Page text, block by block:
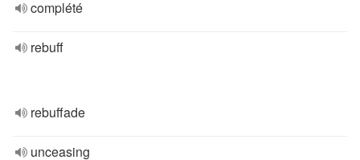
complété
rebuff
rebuffade
unceasing